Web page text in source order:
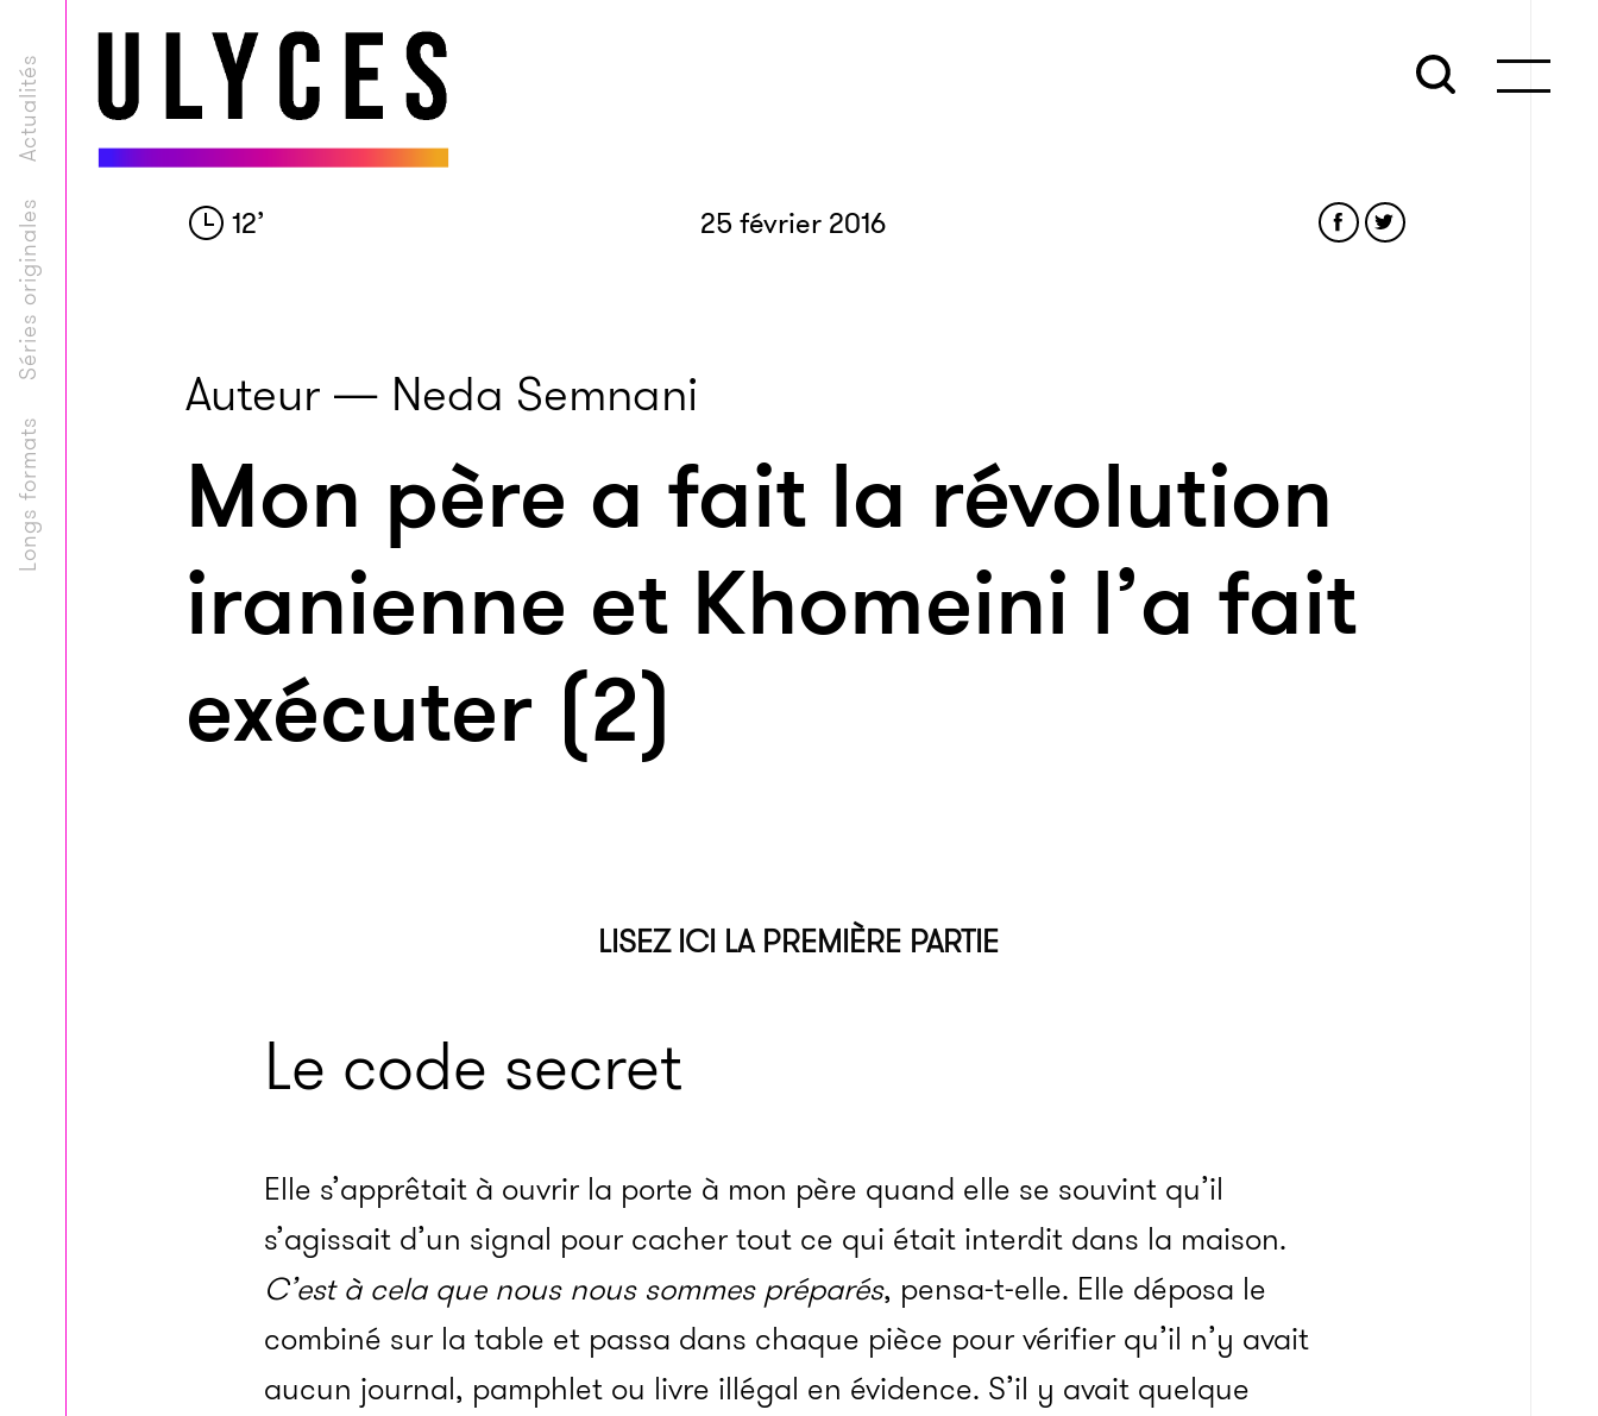
Longs formats
Séries originales
Actualités
12’ 25 février 2016
Auteur — Neda Semnani
Mon père a fait la révolution
iranienne et Khomeini l’a fait
exécuter (2)
LISEZ ICI LA PREMIÈRE PARTIE
Le code secret
Elle s’apprêtait à ouvrir la porte à mon père quand elle se souvint qu’il
s’agissait d’un signal pour cacher tout ce qui était interdit dans la maison.
C’est à cela que nous nous sommes préparés, pensa-t-elle. Elle déposa le
combiné sur la table et passa dans chaque pièce pour vérifier qu’il n’y avait
aucun journal, pamphlet ou livre illégal en évidence. S’il y avait quelque